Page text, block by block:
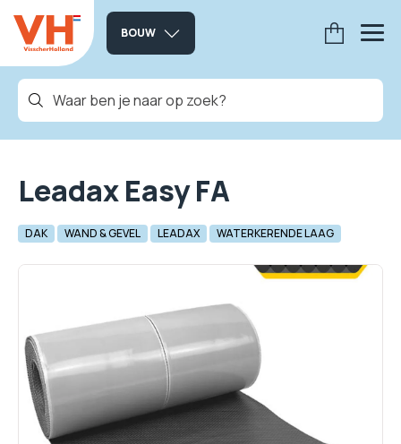
BOUW
Leadax Easy FA
DAK WAND & GEVEL LEADAX WATERKERENDE LAAG